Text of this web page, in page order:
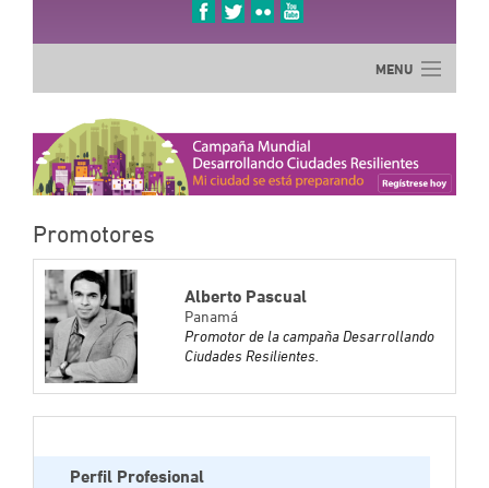
MENU
LA CAMPAÑA
INSCRÍBASE
CIUDADES
CAMPEONES
SOCIOS
TOOLKIT
Promotores
Alberto Pascual
Panamá
Promotor de la campaña Desarrollando
Ciudades Resilientes.
Perfil Profesional